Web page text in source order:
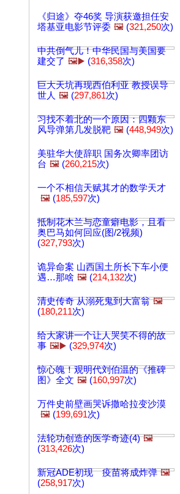
《归途》夺46奖 导演获邀担任安
塔基亚电影节评委 🖼️ (321,250次)
中共倒气儿！中华民国与美国要
建交了 🖼️▶️ (316,358次)
巨大天坑再现西伯利亚 教授误导
世人 🖼️ (297,861次)
习找不着北的一个原因：四颗东
风导弹第几发脱靶 🖼️ (448,949次)
美驻华大使辞职 国务次卿率团访
台 🖼️ (260,215次)
一个不相信天赋其才的数学天才
🖼️ (185,597次)
抵制花木兰与恋童癖电影，且看
奥巴马如何回应(图/2视频)
(327,793次)
诡异命案 山西国土所长下车小便
遇…那啥 🖼️ (214,132次)
清史传奇 从溺死鬼到大富翁 🖼️
(180,211次)
给大家讲一个让人哭笑不得的故
事 🖼️▶️ (329,974次)
惊心魄！观明代刘伯温的《推碑
图》全文 🖼️ (160,997次)
万件史前壁画哭诉撒哈拉变沙漠
🖼️ (199,691次)
法轮功创造的医学奇迹(4) 🖼️
(313,426次)
新冠ADE初现 疫苗将成炸弹 🖼️
(258,917次)